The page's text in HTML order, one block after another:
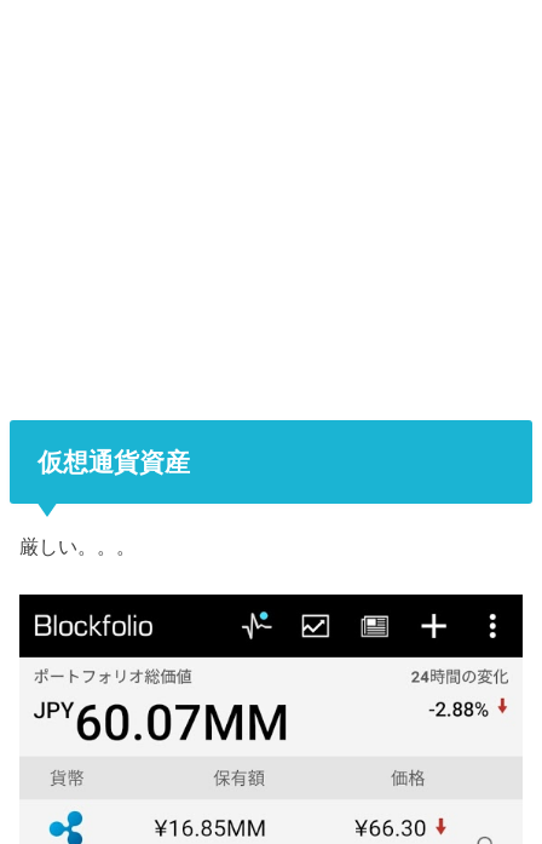
仮想通貨資産
厳しい。。。